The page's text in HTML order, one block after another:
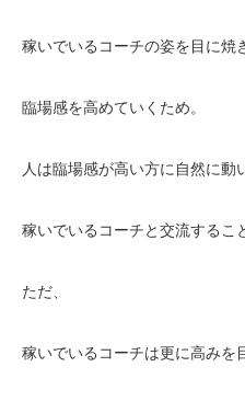
稼いでいるコーチの姿を目に焼
臨場感を高めていくため。
人は臨場感が高い方に自然に動
稼いでいるコーチと交流するこ
ただ、
稼いでいるコーチは更に高みを